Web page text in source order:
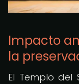
Impacto
la
El Templo del